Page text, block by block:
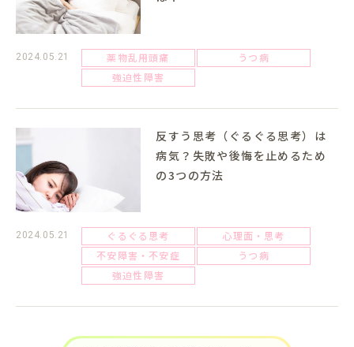
2024.05.21 薬物乱用頭痛
うつ病
強迫性障害
反すう思考（ぐるぐる思考）は
病気？失敗や後悔を止めるため
の3つの方法
2024.05.21 ぐるぐる思考
心理面・思考
不安障害・不安症
うつ病
強迫性障害